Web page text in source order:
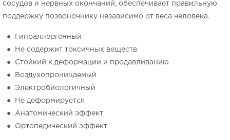
сосудов и нервных окончаний, обеспечивает правильную
поддержку позвоночнику независимо от веса человека.
● Гипоаллергенный
● Не содержит токсичных веществ
● Стойкий к деформации и продавливанию
● Воздухопроницаемый
● Электробиологичный
● Не деформируется
● Анатомический эффект
● Ортопедический эффект